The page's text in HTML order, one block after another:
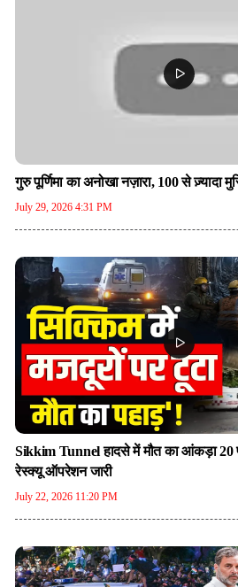
गुरु पूर्णिमा का अनोखा नज़ारा, 100 से ज़्यादा
July 29, 2026 4:31 PM
Sikkim Tunnel हादसे में मौत का आंकड़ा 20
रेस्क्यू ऑपरेशन जारी
July 22, 2026 11:20 PM